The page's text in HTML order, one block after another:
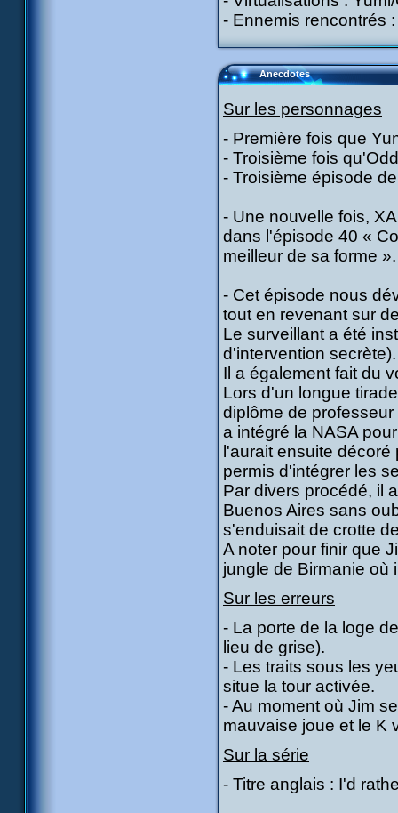
- Ennemis rencontrés
Anecdotes
Sur les personnages
- Première fois que
- Troisième fois
- Troisième épisode
- Une nouvelle fois,
dans l'épisode 40 «
meilleur de sa forme ».
- Cet épisode nous
tout en revenant sur
Le surveillant a été
d'intervention secrète).
Il a également fait du
Lors d'un longue
diplôme de
a intégré la NASA
l'aurait ensuite
permis d'intégrer les
Par divers procédé, il
Buenos Aires sans
s'enduisait de crotte
A noter pour finir que
jungle de Birmanie où
Sur les erreurs
- La porte de la loge
lieu de grise).
- Les traits sous les
situe la tour activée.
- Au moment où Jim
mauvaise joue et le K
Sur la série
- Titre anglais : I'd